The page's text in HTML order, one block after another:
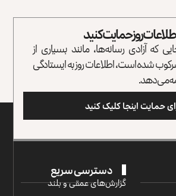
روز حمایت کنید
که آزادی رسانه‌ها، مانند بسیاری از
شده است، اطلاعات روز به ایستادگی
می‌دهد.
حمایت اینجا کلیک کنید
دسترسی سریع
گزارش‌‌های عمقی و بلند